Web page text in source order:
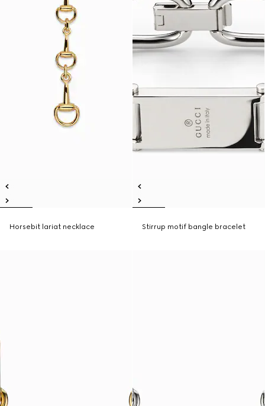
Horsebit lariat necklace Stirrup motif bangle bracelet